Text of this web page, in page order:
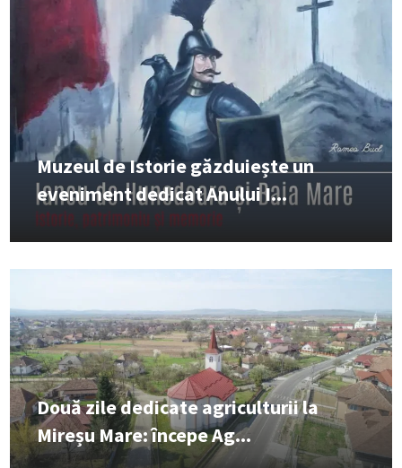
Muzeul de Istorie găzduiește un
eveniment dedicat Anului I...
Două zile dedicate agriculturii la
Mireșu Mare: începe Ag...